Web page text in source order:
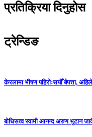
प्रतिक्रिया दिनुहोस
ट्रेन्डिङ
केरलामा भीषण पहिरोःसयौँ बेपत्ता,
बोधिसत्व स्वामी आनन्द अरुण भुटान